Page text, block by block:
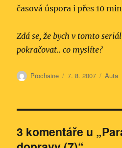
časová úspora i přes 10
Zdá se, že bych v tomto
pokračovat.. co myslíte?
Autor:
Prochaine Publikováno:
7. 8. 2007 Auta
3 komentáře u